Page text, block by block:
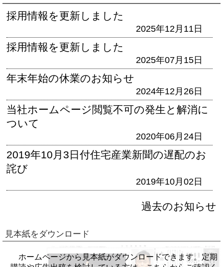
採用情報を更新しました
2025年12月11日
採用情報を更新しました
2025年07月15日
年末年始の休業のお知らせ
2024年12月26日
当社ホームページ閲覧不可の発生と解消に
ついて
2020年06月24日
2019年10月3日付住宅産業新聞の遅配のお
詫び
2019年10月02日
過去のお知らせ
見本紙をダウンロード
ホームページから見本紙がダウンロードできます。定期